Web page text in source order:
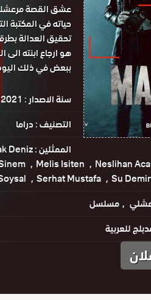
عشق القصة
حياته في المكتبة
تحقيق العدالة
هو ارجاع ابنته الى
ببعض في ذلك
سنة الاصدار : 2021
التصنيف :دراما
الممثلين :Deniz
Melis Isiten Neslihan
Serhat Mustafa Su
مسلسل
للعربية